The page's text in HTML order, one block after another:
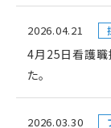
2026.04.21
4月25日看護職
た。
2026.03.30